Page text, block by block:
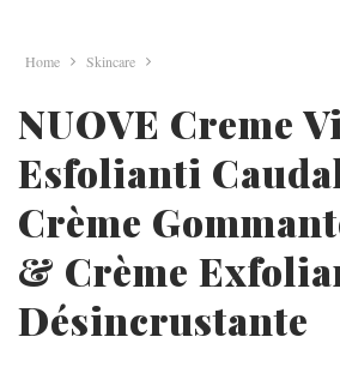
Home Skincare
NUOVE Creme
Esfolianti
Crème
& Crème
Désincrustante